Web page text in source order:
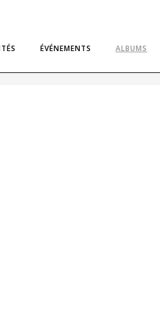
ÉVÉNEMENTS ALBUMS